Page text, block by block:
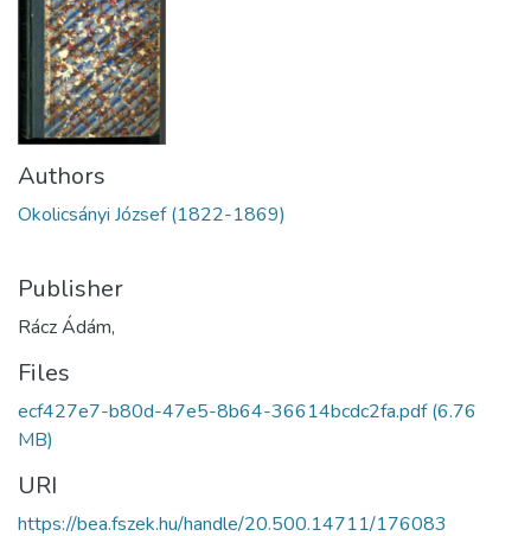
Authors
Okolicsányi József (1822-1869)
Publisher
Rácz Ádám,
Files
ecf427e7-b80d-47e5-8b64-36614bcdc2fa.pdf(6.76
MB)
URI
https://bea.fszek.hu/handle/20.500.14711/176083